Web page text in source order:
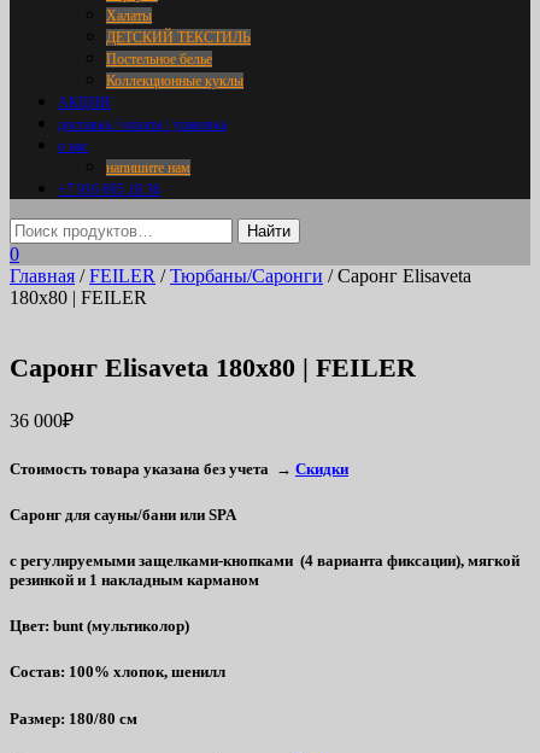
Халаты
ДЕТСКИЙ ТЕКСТИЛЬ
Постельное белье
Коллекционные куклы
АКЦИИ
доставка / оплата / упаковка
о нас
напишите нам
+7 916 695 18 36
0
Главная /FEILER /Тюрбаны/Саронги / Саронг Elisaveta
180х80 | FEILER
Саронг Elisaveta 180х80 | FEILER
36 000₽
Стоимость товара указана без учета → Скидки
Саронг для сауны/бани или SPA
c регулируемыми защелками-кнопками (4 варианта фиксации), мягкой
резинкой и 1 накладным карманом
Цвет: bunt (мультиколор)
Состав: 100% хлопок, шенилл
Размер: 180/80 см